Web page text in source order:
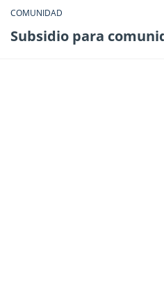
COMUNIDAD
Subsidio para